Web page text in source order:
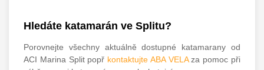
Hledáte katamarán ve Splitu?
Porovnejte všechny aktuálně dostupné katamarany od
ACI Marina Split popř kontaktujte ABA VELAza pomoc při